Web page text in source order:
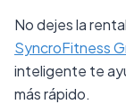
No dejes la
SyncroFitness
inteligente te
más rápido.